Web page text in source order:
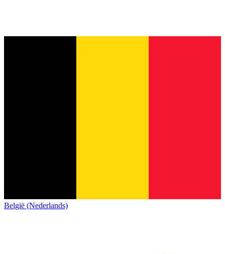
België (Nederlands)